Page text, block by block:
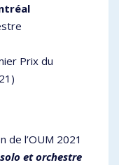
Prix du
de l’OUM 2021
et orchestre